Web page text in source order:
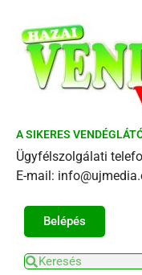
A SIKERES
Ügyfélszolgálati
E-mail:
Belépés